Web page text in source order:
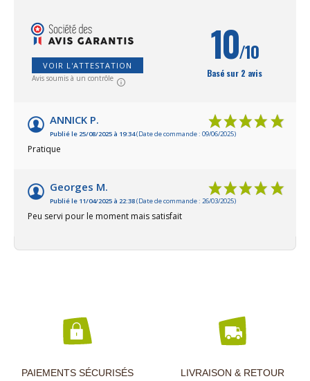
grande qualité.
VOIR L'ATTESTATION
Avis soumis à un contrôle
10/10
Basé sur 2 avis
ANNICK P.
Publié le 25/08/2025 à 19:34(Date de commande : 09/06/2025)
Pratique
Georges M.
Publié le 11/04/2025 à 22:38(Date de commande : 26/03/2025)
Peu servi pour le moment mais satisfait
PAIEMENTS SÉCURISÉS LIVRAISON & RETOUR